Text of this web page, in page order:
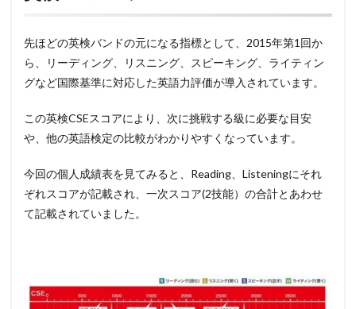
先ほどの英検バンドの元になる指標として、2015年第1回か
ら、リーディング、リスニング、スピーキング、ライティン
グなど国際基準に対応した英語力評価が導入されています。
この英検CSEスコアにより、次に挑戦する級に必要な目安
や、他の英語検定の比較がわかりやすくなっています。
今回の個人成績表を見てみると、Reading、Listeningにそれ
ぞれスコアが記載され、一次スコア(2技能）の合計とあわせ
て記載されていました。